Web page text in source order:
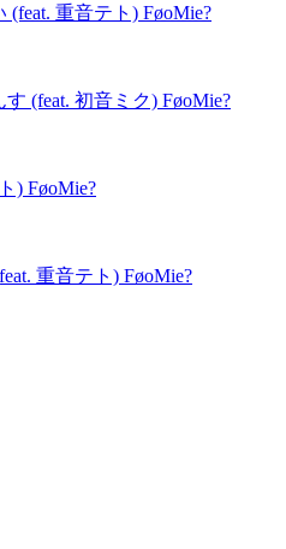
(feat. 重音テト) FøoMie?
(feat. 初音ミク) FøoMie?
) FøoMie?
重音テト) FøoMie?